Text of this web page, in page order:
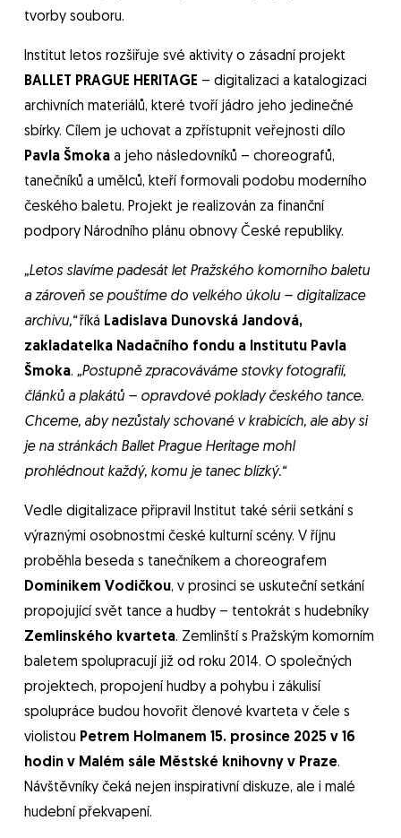
tvorby souboru.
Institut letos rozšiřuje své aktivity o zásadní projekt
BALLET PRAGUE HERITAGE – digitalizaci a katalogizaci
archivních materiálů, které tvoří jádro jeho jedinečné
sbírky. Cílem je uchovat a zpřístupnit veřejnosti dílo
Pavla Šmokaa jeho následovníků – choreografů,
tanečníků a umělců, kteří formovali podobu moderního
českého baletu. Projekt je realizován za finanční
podpory Národního plánu obnovy České republiky.
„Letos slavíme padesát let Pražského komorního baletu
a zároveň se pouštíme do velkého úkolu – digitalizace
archivu,“říká Ladislava Dunovská Jandová,
zakladatelka Nadačního fondu a Institutu Pavla
Šmoka. „Postupně zpracováváme stovky fotografií,
článků a plakátů – opravdové poklady českého tance.
Chceme, aby nezůstaly schované v krabicích, ale aby si
je na stránkách Ballet Prague Heritage mohl
prohlédnout každý, komu je tanec blízký.“
Vedle digitalizace připravil Institut také sérii setkání s
výraznými osobnostmi české kulturní scény. V říjnu
proběhla beseda s tanečníkem a choreografem
Dominikem Vodičkou, v prosinci se uskuteční setkání
propojující svět tance a hudby – tentokrát s hudebníky
Zemlinského kvarteta. Zemlinští s Pražským komorním
baletem spolupracují již od roku 2014. O společných
projektech, propojení hudby a pohybu i zákulisí
spolupráce budou hovořit členové kvarteta v čele s
violistou Petrem Holmanem 15. prosince 2025 v 16
hodin v Malém sále Městské knihovny v Praze.
Návštěvníky čeká nejen inspirativní diskuze, ale i malé
hudební překvapení.